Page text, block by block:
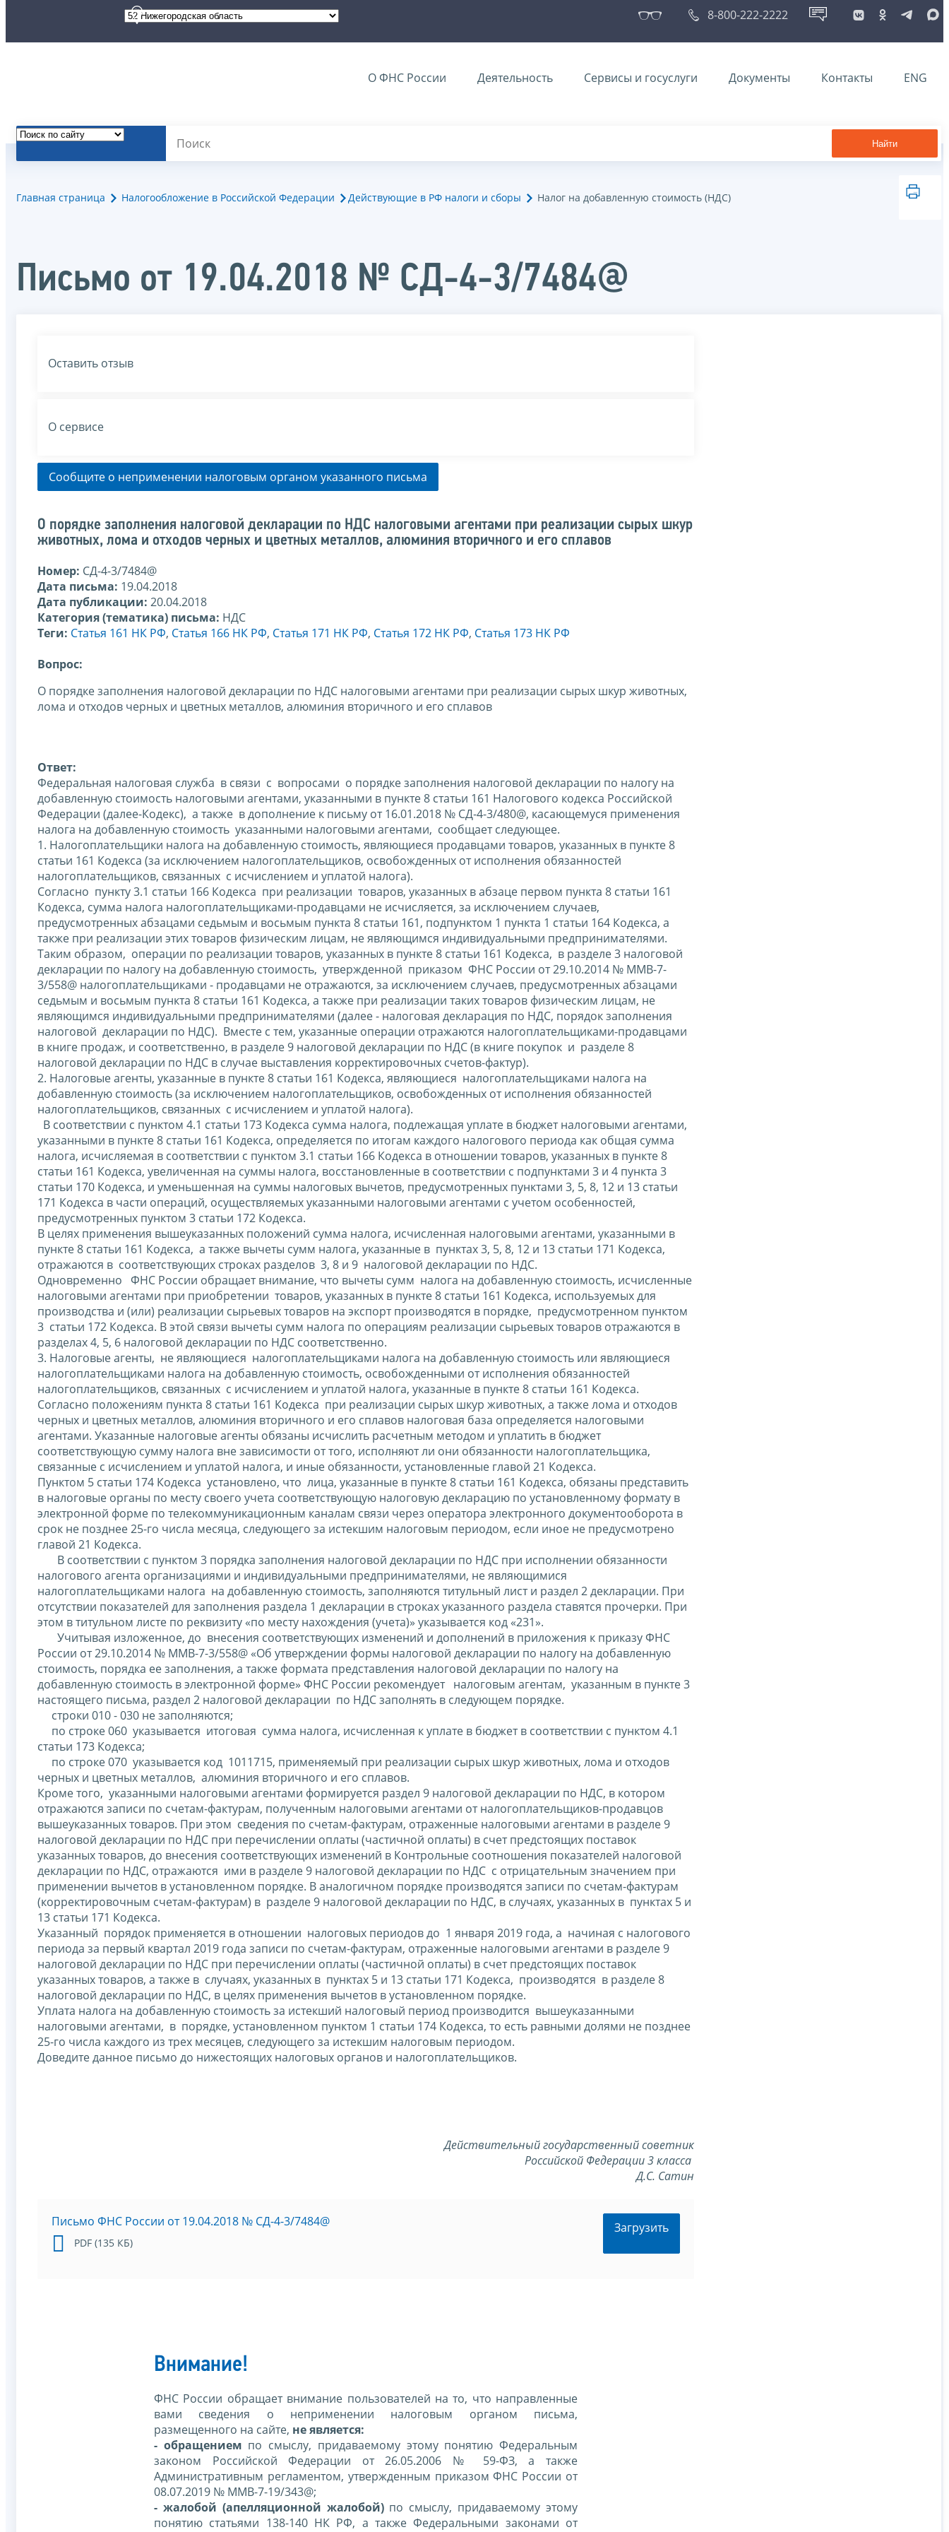
8-800-222-2222
О ФНС России Деятельность Сервисы и госуслуги Документы Контакты ENG
Найти
Главная страница Налогообложение в Российской Федерации Действующие в РФ налоги и сборы Налог на добавленную стоимость (НДС)
Письмо от 19.04.2018 № СД-4-3/7484@
Оставить отзыв
О сервисе
Сообщите о неприменении налоговым органом указанного письма
О порядке заполнения налоговой декларации по НДС налоговыми агентами при реализации сырых шкур
животных, лома и отходов черных и цветных металлов, алюминия вторичного и его сплавов
Номер: СД-4-3/7484@
Дата письма: 19.04.2018
Дата публикации: 20.04.2018
Категория (тематика) письма: НДС
Теги: Статья 161 НК РФ, Статья 166 НК РФ, Статья 171 НК РФ, Статья 172 НК РФ, Статья 173 НК РФ
Вопрос:
О порядке заполнения налоговой декларации по НДС налоговыми агентами при реализации сырых шкур животных,
лома и отходов черных и цветных металлов, алюминия вторичного и его сплавов
Ответ:
Федеральная налоговая служба в связи с вопросами о порядке заполнения налоговой декларации по налогу на
добавленную стоимость налоговыми агентами, указанными в пункте 8 статьи 161 Налогового кодекса Российской
Федерации (далее-Кодекс), а также в дополнение к письму от 16.01.2018 № СД-4-3/480@, касающемуся применения
налога на добавленную стоимость указанными налоговыми агентами, сообщает следующее.
1. Налогоплательщики налога на добавленную стоимость, являющиеся продавцами товаров, указанных в пункте 8
статьи 161 Кодекса (за исключением налогоплательщиков, освобожденных от исполнения обязанностей
налогоплательщиков, связанных с исчислением и уплатой налога).
Согласно пункту 3.1 статьи 166 Кодекса при реализации товаров, указанных в абзаце первом пункта 8 статьи 161
Кодекса, сумма налога налогоплательщиками-продавцами не исчисляется, за исключением случаев,
предусмотренных абзацами седьмым и восьмым пункта 8 статьи 161, подпунктом 1 пункта 1 статьи 164 Кодекса, а
также при реализации этих товаров физическим лицам, не являющимся индивидуальными предпринимателями.
Таким образом, операции по реализации товаров, указанных в пункте 8 статьи 161 Кодекса, в разделе 3 налоговой
декларации по налогу на добавленную стоимость, утвержденной приказом ФНС России от 29.10.2014 № ММВ-7-
3/558@ налогоплательщиками - продавцами не отражаются, за исключением случаев, предусмотренных абзацами
седьмым и восьмым пункта 8 статьи 161 Кодекса, а также при реализации таких товаров физическим лицам, не
являющимся индивидуальными предпринимателями (далее - налоговая декларация по НДС, порядок заполнения
налоговой декларации по НДС). Вместе с тем, указанные операции отражаются налогоплательщиками-продавцами
в книге продаж, и соответственно, в разделе 9 налоговой декларации по НДС (в книге покупок и разделе 8
налоговой декларации по НДС в случае выставления корректировочных счетов-фактур).
2. Налоговые агенты, указанные в пункте 8 статьи 161 Кодекса, являющиеся налогоплательщиками налога на
добавленную стоимость (за исключением налогоплательщиков, освобожденных от исполнения обязанностей
налогоплательщиков, связанных с исчислением и уплатой налога).
В соответствии с пунктом 4.1 статьи 173 Кодекса сумма налога, подлежащая уплате в бюджет налоговыми агентами,
указанными в пункте 8 статьи 161 Кодекса, определяется по итогам каждого налогового периода как общая сумма
налога, исчисляемая в соответствии с пунктом 3.1 статьи 166 Кодекса в отношении товаров, указанных в пункте 8
статьи 161 Кодекса, увеличенная на суммы налога, восстановленные в соответствии с подпунктами 3 и 4 пункта 3
статьи 170 Кодекса, и уменьшенная на суммы налоговых вычетов, предусмотренных пунктами 3, 5, 8, 12 и 13 статьи
171 Кодекса в части операций, осуществляемых указанными налоговыми агентами с учетом особенностей,
предусмотренных пунктом 3 статьи 172 Кодекса.
В целях применения вышеуказанных положений сумма налога, исчисленная налоговыми агентами, указанными в
пункте 8 статьи 161 Кодекса, а также вычеты сумм налога, указанные в пунктах 3, 5, 8, 12 и 13 статьи 171 Кодекса,
отражаются в соответствующих строках разделов 3, 8 и 9 налоговой декларации по НДС.
Одновременно ФНС России обращает внимание, что вычеты сумм налога на добавленную стоимость, исчисленные
налоговыми агентами при приобретении товаров, указанных в пункте 8 статьи 161 Кодекса, используемых для
производства и (или) реализации сырьевых товаров на экспорт производятся в порядке, предусмотренном пунктом
3 статьи 172 Кодекса. В этой связи вычеты сумм налога по операциям реализации сырьевых товаров отражаются в
разделах 4, 5, 6 налоговой декларации по НДС соответственно.
3. Налоговые агенты, не являющиеся налогоплательщиками налога на добавленную стоимость или являющиеся
налогоплательщиками налога на добавленную стоимость, освобожденными от исполнения обязанностей
налогоплательщиков, связанных с исчислением и уплатой налога, указанные в пункте 8 статьи 161 Кодекса.
Согласно положениям пункта 8 статьи 161 Кодекса при реализации сырых шкур животных, а также лома и отходов
черных и цветных металлов, алюминия вторичного и его сплавов налоговая база определяется налоговыми
агентами. Указанные налоговые агенты обязаны исчислить расчетным методом и уплатить в бюджет
соответствующую сумму налога вне зависимости от того, исполняют ли они обязанности налогоплательщика,
связанные с исчислением и уплатой налога, и иные обязанности, установленные главой 21 Кодекса.
Пунктом 5 статьи 174 Кодекса установлено, что лица, указанные в пункте 8 статьи 161 Кодекса, обязаны представить
в налоговые органы по месту своего учета соответствующую налоговую декларацию по установленному формату в
электронной форме по телекоммуникационным каналам связи через оператора электронного документооборота в
срок не позднее 25-го числа месяца, следующего за истекшим налоговым периодом, если иное не предусмотрено
главой 21 Кодекса.
В соответствии с пунктом 3 порядка заполнения налоговой декларации по НДС при исполнении обязанности
налогового агента организациями и индивидуальными предпринимателями, не являющимися
налогоплательщиками налога на добавленную стоимость, заполняются титульный лист и раздел 2 декларации. При
отсутствии показателей для заполнения раздела 1 декларации в строках указанного раздела ставятся прочерки. При
этом в титульном листе по реквизиту «по месту нахождения (учета)» указывается код «231».
Учитывая изложенное, до внесения соответствующих изменений и дополнений в приложения к приказу ФНС
России от 29.10.2014 № ММВ-7-3/558@ «Об утверждении формы налоговой декларации по налогу на добавленную
стоимость, порядка ее заполнения, а также формата представления налоговой декларации по налогу на
добавленную стоимость в электронной форме» ФНС России рекомендует налоговым агентам, указанным в пункте 3
настоящего письма, раздел 2 налоговой декларации по НДС заполнять в следующем порядке.
строки 010 - 030 не заполняются;
по строке 060 указывается итоговая сумма налога, исчисленная к уплате в бюджет в соответствии с пунктом 4.1
статьи 173 Кодекса;
по строке 070 указывается код 1011715, применяемый при реализации сырых шкур животных, лома и отходов
черных и цветных металлов, алюминия вторичного и его сплавов.
Кроме того, указанными налоговыми агентами формируется раздел 9 налоговой декларации по НДС, в котором
отражаются записи по счетам-фактурам, полученным налоговыми агентами от налогоплательщиков-продавцов
вышеуказанных товаров. При этом сведения по счетам-фактурам, отраженные налоговыми агентами в разделе 9
налоговой декларации по НДС при перечислении оплаты (частичной оплаты) в счет предстоящих поставок
указанных товаров, до внесения соответствующих изменений в Контрольные соотношения показателей налоговой
декларации по НДС, отражаются ими в разделе 9 налоговой декларации по НДС с отрицательным значением при
применении вычетов в установленном порядке. В аналогичном порядке производятся записи по счетам-фактурам
(корректировочным счетам-фактурам) в разделе 9 налоговой декларации по НДС, в случаях, указанных в пунктах 5 и
13 статьи 171 Кодекса.
Указанный порядок применяется в отношении налоговых периодов до 1 января 2019 года, а начиная с налогового
периода за первый квартал 2019 года записи по счетам-фактурам, отраженные налоговыми агентами в разделе 9
налоговой декларации по НДС при перечислении оплаты (частичной оплаты) в счет предстоящих поставок
указанных товаров, а также в случаях, указанных в пунктах 5 и 13 статьи 171 Кодекса, производятся в разделе 8
налоговой декларации по НДС, в целях применения вычетов в установленном порядке.
Уплата налога на добавленную стоимость за истекший налоговый период производится вышеуказанными
налоговыми агентами, в порядке, установленном пунктом 1 статьи 174 Кодекса, то есть равными долями не позднее
25-го числа каждого из трех месяцев, следующего за истекшим налоговым периодом.
Доведите данное письмо до нижестоящих налоговых органов и налогоплательщиков.
Действительный государственный советник
Российской Федерации 3 класса
Д.С. Сатин
Письмо ФНС России от 19.04.2018 № СД-4-3/7484@
PDF (135 КБ)
Загрузить
Внимание!
ФНС России обращает внимание пользователей на то, что направленные
вами сведения о неприменении налоговым органом письма,
размещенного на сайте, не является:
- обращением по смыслу, придаваемому этому понятию Федеральным
законом Российской Федерации от 26.05.2006 № 59-ФЗ, а также
Административным регламентом, утвержденным приказом ФНС России от
08.07.2019 № ММВ-7-19/343@;
- жалобой (апелляционной жалобой)по смыслу, придаваемому этому
понятию статьями 138-140 НК РФ, а также Федеральными законами от